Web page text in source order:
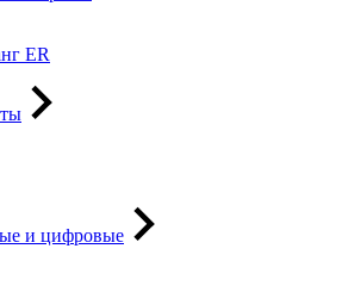
ER
и цифровые